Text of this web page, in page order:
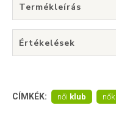
Termékleírás
Értékelések
CÍMKÉK: női klub nők